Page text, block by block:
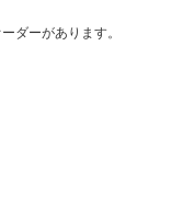
ダーがあります。